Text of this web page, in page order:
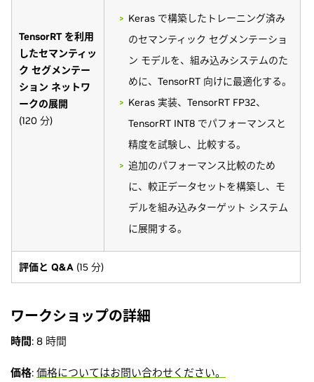
TensorRT を利用
したセマンティッ
ク セグメンテー
ション ネットワ
ークの展開
(120 分)
Keras で構築したトレーニング済み
のセマンティック セグメンテーショ
ン モデルを、組み込みシステムのた
めに、TensorRT 向けに最適化する。
Keras 実装、TensorRT FP32、
TensorRT INT8 でパフォーマンスと
精度を試験し、比較する。
追加のパフォーマンス比較のため
に、較正データセットを構築し、モ
デルを組み込みターゲット システム
に展開する。
評価と Q&A (15 分)
ワークショップの詳細
時間: 8 時間
価格: 価格についてはお問い合わせください。